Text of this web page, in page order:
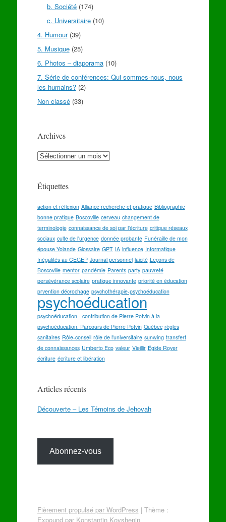
b. Société (174)
c. Universitaire (10)
4. Humour(39)
5. Musique(25)
6. Photos – diaporama(10)
7. Série de conférences: Qui sommes-nous, nous
les humains?(2)
Non classé(33)
Archives
Archives
Étiquettes
action et réflexion Alliance recherche et pratique Bibliographie
bonne pratique Boscoville cerveau changement de
terminologie connaissance de soi par l'écriture critique réseaux
sociaux culte de l'urgence donnée probante Funéraille de mon
épouse Yolande Glossaire GPT IA influence Informatique
Inégalités au CEGEP Journal personnel laicité Leçons de
Boscoville mentor pandémie Parents party pauvreté
persévérance scolaire pratique innovante priorité en éducation
prvention décrochage psychothérapie-psychoéducation
psychoéducation
psychoéducation - contribution de Pierre Potvin à la
psychoéducation. Parcours de Pierre Potvin Québec règles
sanitaires Rôle-conseil rôle de l'universitaire sunwing transfert
de connaissances Umberto Eco valeur Vieillir Égide Royer
écriture écriture et libération
Articles récents
Découverte – Les Témoins de Jehovah
Abonnez-vous
Fièrement propulsé par WordPress | Thème :
Expound par Konstantin Kovshenin